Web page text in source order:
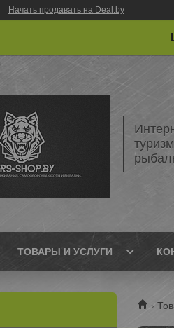
Начать продавать на Deal.by
ТОВАРЫ И УСЛУГИ